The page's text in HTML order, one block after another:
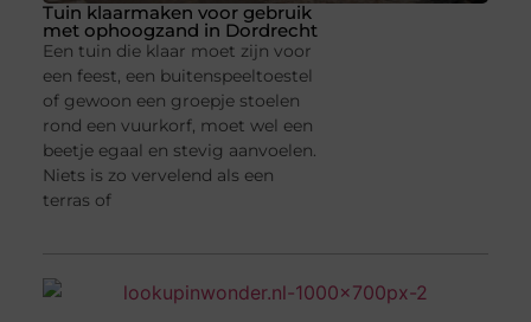
Tuin klaarmaken voor gebruik
met ophoogzand in Dordrecht
Een tuin die klaar moet zijn voor
een feest, een buitenspeeltoestel
of gewoon een groepje stoelen
rond een vuurkorf, moet wel een
beetje egaal en stevig aanvoelen.
Niets is zo vervelend als een
terras of